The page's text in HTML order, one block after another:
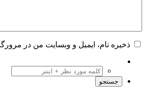
ذخیره نام، ایمیل و وبسایت من در